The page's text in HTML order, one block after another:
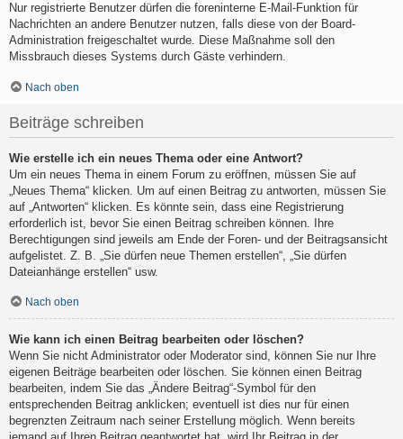
Nur registrierte Benutzer dürfen die foreninterne E-Mail-Funktion für
Nachrichten an andere Benutzer nutzen, falls diese von der Board-
Administration freigeschaltet wurde. Diese Maßnahme soll den
Missbrauch dieses Systems durch Gäste verhindern.
Nach oben
Beiträge schreiben
Wie erstelle ich ein neues Thema oder eine Antwort?
Um ein neues Thema in einem Forum zu eröffnen, müssen Sie auf
„Neues Thema“ klicken. Um auf einen Beitrag zu antworten, müssen Sie
auf „Antworten“ klicken. Es könnte sein, dass eine Registrierung
erforderlich ist, bevor Sie einen Beitrag schreiben können. Ihre
Berechtigungen sind jeweils am Ende der Foren- und der Beitragsansicht
aufgelistet. Z. B. „Sie dürfen neue Themen erstellen“, „Sie dürfen
Dateianhänge erstellen“ usw.
Nach oben
Wie kann ich einen Beitrag bearbeiten oder löschen?
Wenn Sie nicht Administrator oder Moderator sind, können Sie nur Ihre
eigenen Beiträge bearbeiten oder löschen. Sie können einen Beitrag
bearbeiten, indem Sie das „Ändere Beitrag“-Symbol für den
entsprechenden Beitrag anklicken; eventuell ist dies nur für einen
begrenzten Zeitraum nach seiner Erstellung möglich. Wenn bereits